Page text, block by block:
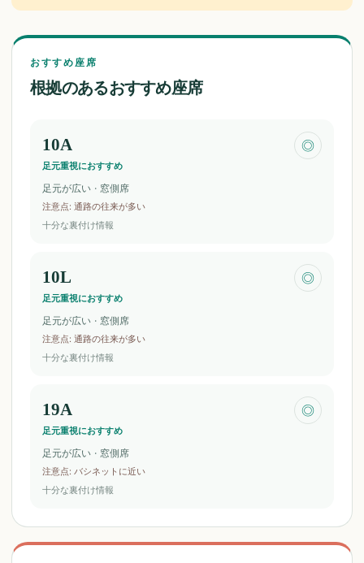
おすすめ座席
根拠のあるおすすめ座席
10A
足元重視におすすめ
◎
足元が広い · 窓側席
注意点: 通路の往来が多い
十分な裏付け情報
10L
足元重視におすすめ
◎
足元が広い · 窓側席
注意点: 通路の往来が多い
十分な裏付け情報
19A
足元重視におすすめ
◎
足元が広い · 窓側席
注意点: バシネットに近い
十分な裏付け情報